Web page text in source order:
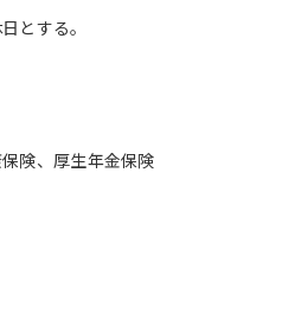
とする。
険、厚生年金保険